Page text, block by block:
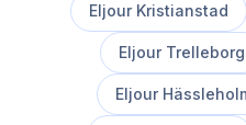
Eljour Kristianstad
Eljour Trelleborg
Eljour